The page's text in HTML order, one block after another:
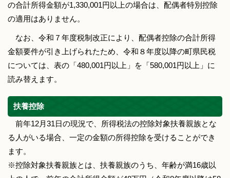
の合計所得金額が1,330,001円以上の場合は、配偶者特別控除
の適用はありません。
なお、令和７年度税制改正により、配偶者控除の合計所得
金額要件が引き上げられたため、令和８年度以降の町県民税
については、表の「480,001円以上」を「580,001円以上」に
読み替えます。
扶養控除
前年12月31日の現況で、所得税法の控除対象扶養親族とな
る人がいる場合、一定の金額の所得控除を受けることができ
ます。
※控除対象扶養親族とは、扶養親族のうち、年齢が満16歳以